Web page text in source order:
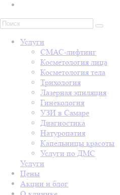
Услуги
СМАС-лифтинг
Косметология лица
Косметология тела
Трихология
Лазерная эпиляция
Гинекология
УЗИ в Самаре
Диагностика
Натуропатия
Капельницы красоты
Услуги по ДМС
Услуги
Цены
Акции и блог